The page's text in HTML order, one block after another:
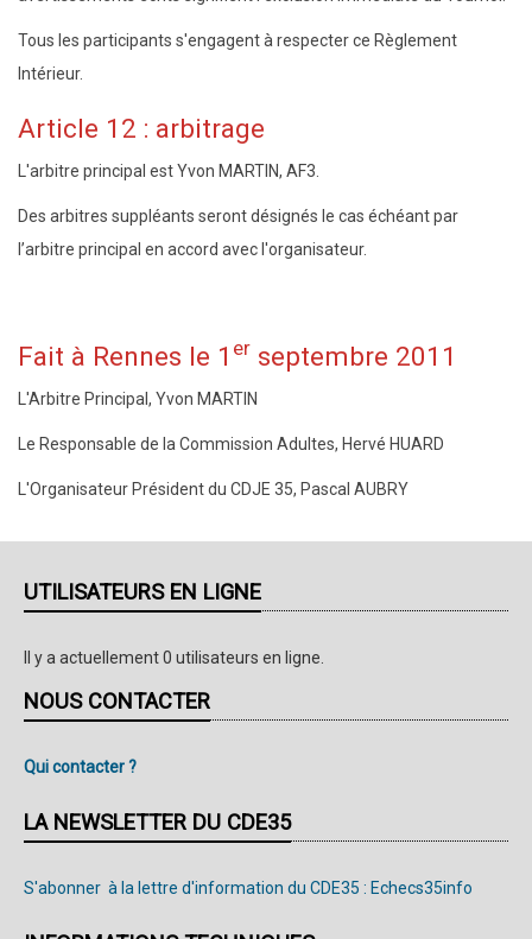
Tous les participants s'engagent à respecter ce Règlement
Intérieur.
Article 12 : arbitrage
L'arbitre principal est Yvon MARTIN, AF3.
Des arbitres suppléants seront désignés le cas échéant par
l’arbitre principal en accord avec l'organisateur.
Fait à Rennes le 1 er septembre 2011
L'Arbitre Principal, Yvon MARTIN
Le Responsable de la Commission Adultes, Hervé HUARD
L'Organisateur Président du CDJE 35, Pascal AUBRY
UTILISATEURS EN LIGNE
Il y a actuellement 0 utilisateurs en ligne.
NOUS CONTACTER
Qui contacter ?
LA NEWSLETTER DU CDE35
S'abonner à la lettre d'information du CDE35 : Echecs35info